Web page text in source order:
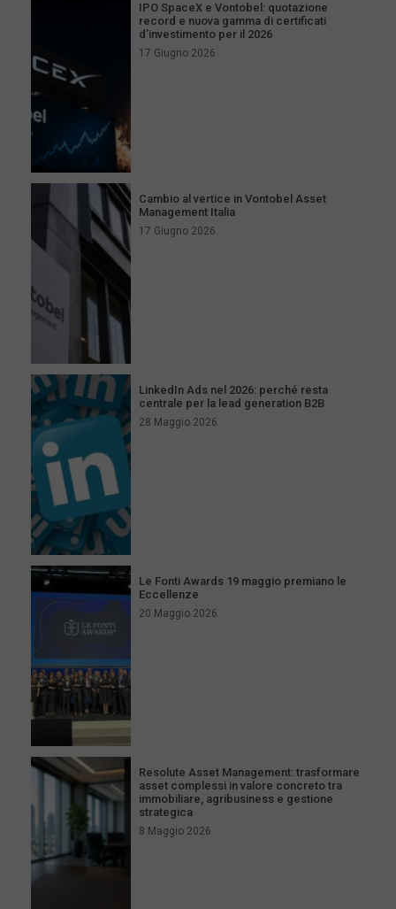
IPO SpaceX e Vontobel: quotazione
record e nuova gamma di certificati
d’investimento per il 2026
17 Giugno 2026
Cambio al vertice in Vontobel Asset
Management Italia
17 Giugno 2026
LinkedIn Ads nel 2026: perché resta
centrale per la lead generation B2B
28 Maggio 2026
Le Fonti Awards 19 maggio premiano le
Eccellenze
20 Maggio 2026
Resolute Asset Management: trasformare
asset complessi in valore concreto tra
immobiliare, agribusiness e gestione
strategica
8 Maggio 2026